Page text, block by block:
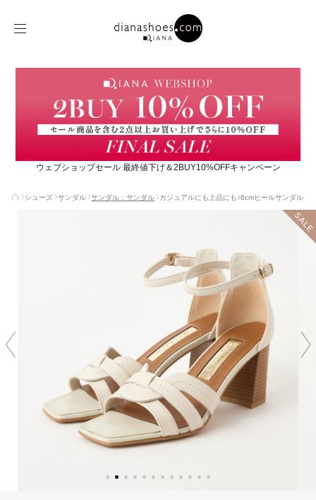
ウェブショップセール 最終値下げ＆2BUY10%OFFキャンペーン
シューズ サンダル サンダル：サンダル カジュアルにも上品にも♪6cmヒールサンダル